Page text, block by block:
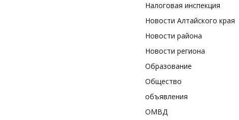
Налоговая инспекция
Новости Алтайского края
Новости района
Новости региона
Образование
Общество
объявления
ОМВД